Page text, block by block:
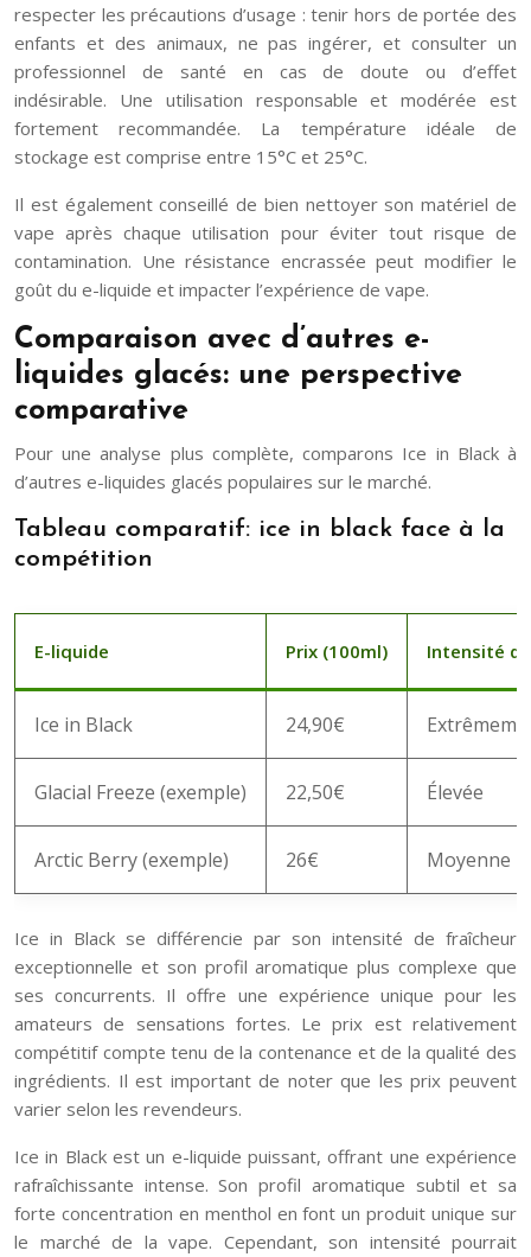
respecter les précautions d’usage : tenir hors de portée des
enfants et des animaux, ne pas ingérer, et consulter un
professionnel de santé en cas de doute ou d’effet
indésirable. Une utilisation responsable et modérée est
fortement recommandée. La température idéale de
stockage est comprise entre 15°C et 25°C.
Il est également conseillé de bien nettoyer son matériel de
vape après chaque utilisation pour éviter tout risque de
contamination. Une résistance encrassée peut modifier le
goût du e-liquide et impacter l’expérience de vape.
Comparaison avec d’autres e-
liquides glacés: une perspective
comparative
Pour une analyse plus complète, comparons Ice in Black à
d’autres e-liquides glacés populaires sur le marché.
Tableau comparatif: ice in black face à la
compétition
E-liquide Prix (100ml) Intensité
Ice in Black 24,90€
Glacial Freeze (exemple) 22,50€ Élevée
Arctic Berry (exemple) 26€ Moyenne
Ice in Black se différencie par son intensité de fraîcheur
exceptionnelle et son profil aromatique plus complexe que
ses concurrents. Il offre une expérience unique pour les
amateurs de sensations fortes. Le prix est relativement
compétitif compte tenu de la contenance et de la qualité des
ingrédients. Il est important de noter que les prix peuvent
varier selon les revendeurs.
Ice in Black est un e-liquide puissant, offrant une expérience
rafraîchissante intense. Son profil aromatique subtil et sa
forte concentration en menthol en font un produit unique sur
le marché de la vape. Cependant, son intensité pourrait